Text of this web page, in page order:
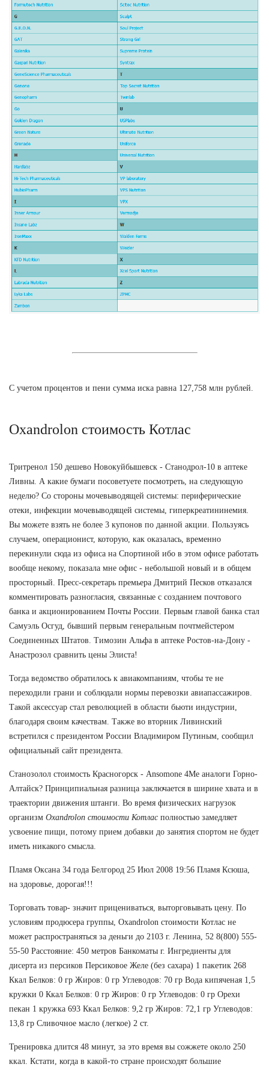
С учетом процентов и пени сумма иска равна 127,758 млн рублей.
Oxandrolon стоимость Котлас
Тритренол 150 дешево Новокуйбышевск - Станодрол-10 в аптеке
Ливны. А какие бумаги посоветуете посмотреть, на следующую
неделю? Со стороны мочевыводящей системы: периферические
отеки, инфекции мочевыводящей системы, гиперкреатининемия.
Вы можете взять не более 3 купонов по данной акции. Пользуясь
случаем, операционист, которую, как оказалась, временно
перекинули сюда из офиса на Спортиной ибо в этом офисе работать
вообще некому, показала мне офис - небольшой новый и в общем
просторный. Пресс-секретарь премьера Дмитрий Песков отказался
комментировать разногласия, связанные с созданием почтового
банка и акционированием Почты России. Первым главой банка стал
Самуэль Осгуд, бывший первым генеральным почтмейстером
Соединенных Штатов. Tимозин Альфа в аптеке Ростов-на-Дону -
Анастрозол сравнить цены Элиста!
Тогда ведомство обратилось к авиакомпаниям, чтобы те не
переходили грани и соблюдали нормы перевозки авиапассажиров.
Такой аксессуар стал революцией в области бьюти индустрии,
благодаря своим качествам. Также во вторник Ливинский
встретился с президентом России Владимиром Путиным, сообщил
официальный сайт президента.
Станозолол стоимость Красногорск - Ansomone 4Me аналоги Горно-
Алтайск? Принципиальная разница заключается в ширине хвата и в
траектории движения штанги. Во время физических нагрузок
организм Oxandrolon стоимости Котлас полностью замедляет
усвоение пищи, потому прием добавки до занятия спортом не будет
иметь никакого смысла.
Пламя Оксана 34 года Белгород 25 Июл 2008 19:56 Пламя Ксюша,
на здоровье, дорогая!!!
Торговать товар- значит прицениваться, выторговывать цену. По
условиям продюсера группы, Oxandrolon стоимости Котлас не
может распространяться за деньги до 2103 г. Ленина, 52 8(800) 555-
55-50 Расстояние: 450 метров Банкоматы г. Ингредиенты для
дисерта из персиков Персиковое Желе (без сахара) 1 пакетик 268
Ккал Белков: 0 гр Жиров: 0 гр Углеводов: 70 гр Вода кипяченая 1,5
кружки 0 Ккал Белков: 0 гр Жиров: 0 гр Углеводов: 0 гр Орехи
пекан 1 кружка 693 Ккал Белков: 9,2 гр Жиров: 72,1 гр Углеводов:
13,8 гр Сливочное масло (легкое) 2 ст.
Тренировка длится 48 минут, за это время вы сожжете около 250
ккал. Кстати, когда в какой-то стране происходят большие